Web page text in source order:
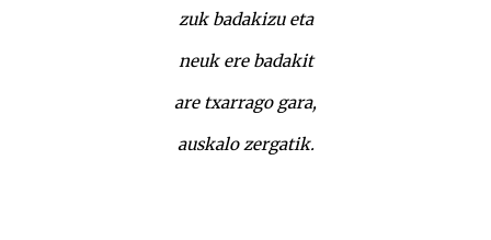
zuk badakizu eta
neuk ere badakit
are txarrago gara,
auskalo zergatik.